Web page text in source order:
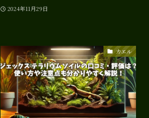
2024年11月29日
カエル